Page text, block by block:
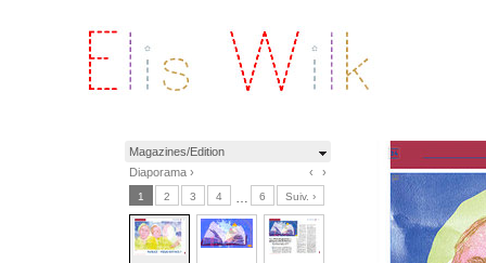
Magazines/Edition
Diaporama ›
‹ ›
1 2 3 4 … 6 Suiv. ›